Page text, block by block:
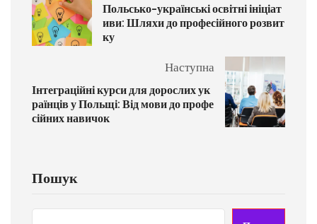
Польсько-українські освітні ініціат
иви: Шляхи до професійного розвит
ку
Наступна
Інтеграційні курси для дорослих ук
раїнців у Польщі: Від мови до профе
сійних навичок
Пошук